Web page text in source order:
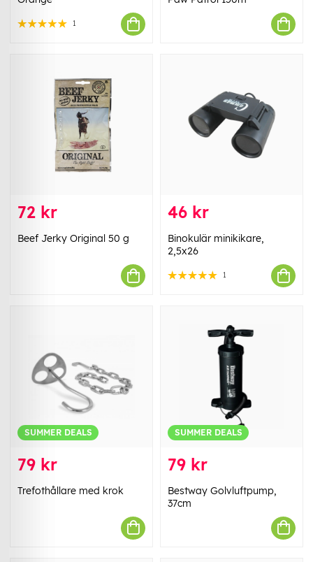
1
72 kr
Beef Jerky Original 50 g
46 kr
Binokulär minikikare,
2,5x26
1
SUMMER DEALS
79 kr
Trefothållare med krok
SUMMER DEALS
79 kr
Bestway Golvluftpump,
37cm